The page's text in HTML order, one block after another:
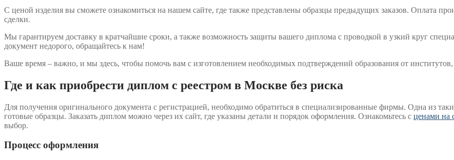
С ценой изделия вы сможете ознакомиться на нашем сайте, где также представлены образцы предыдущих заказов. Оплата
сделки.
Мы гарантируем доставку в кратчайшие сроки, а также возможность защиты вашего диплома с проводкой в узкий круг
документ недорого, обращайтесь к нам!
Ваше время – важно, и мы здесь, чтобы помочь вам с изготовлением необходимых подтверждений образования от
Где и как приобрести диплом с реестром в Москве без риска
Для получения оригинального документа с регистрацией, необходимо обратиться в специализированные фирмы. Одна из
готовые образцы. Заказать диплом можно через их сайт, где указаны детали и порядок оформления. Ознакомьтесь с ценами на
выбор.
Процесс оформления